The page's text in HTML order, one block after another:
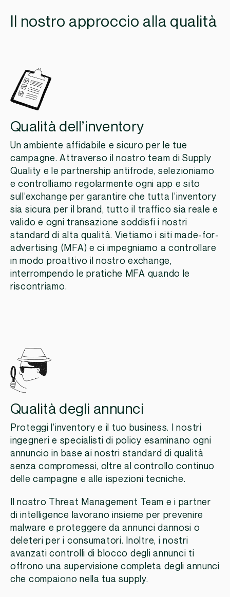
Il nostro approccio alla qualità
Qualità dell’inventory
Un ambiente affidabile e sicuro per le tue
campagne. Attraverso il nostro team di Supply
Quality e le partnership antifrode, selezioniamo
e controlliamo regolarmente ogni app e sito
sull’exchange per garantire che tutta l’inventory
sia sicura per il brand, tutto il traffico sia reale e
valido e ogni transazione soddisfi i nostri
standard di alta qualità. Vietiamo i siti made-for-
advertising (MFA) e ci impegniamo a controllare
in modo proattivo il nostro exchange,
interrompendo le pratiche MFA quando le
riscontriamo.
Qualità degli annunci
Proteggi l’inventory e il tuo business. I nostri
ingegneri e specialisti di policy esaminano ogni
annuncio in base ai nostri standard di qualità
senza compromessi, oltre al controllo continuo
delle campagne e alle ispezioni tecniche.
Il nostro Threat Management Team e i partner
di intelligence lavorano insieme per prevenire
malware e proteggere da annunci dannosi o
deleteri per i consumatori. Inoltre, i nostri
avanzati controlli di blocco degli annunci ti
offrono una supervisione completa degli annunci
che compaiono nella tua supply.